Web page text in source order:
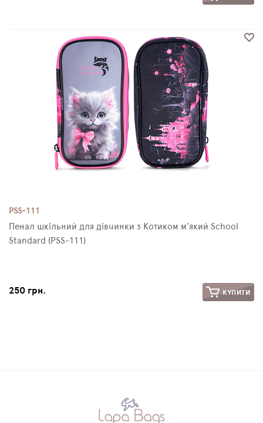
PSS-111
Пенал шкільний для дівчинки з Котиком м'який School
Standard (PSS-111)
250 грн. КУПИТИ